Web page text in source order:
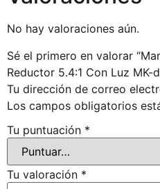
No hay valoraciones aún.
Sé el primero en valorar
Reductor 5.4:1 Con Luz MK-
Tu dirección de correo
Los campos obligatorios
Tu puntuación *
Tu valoración *